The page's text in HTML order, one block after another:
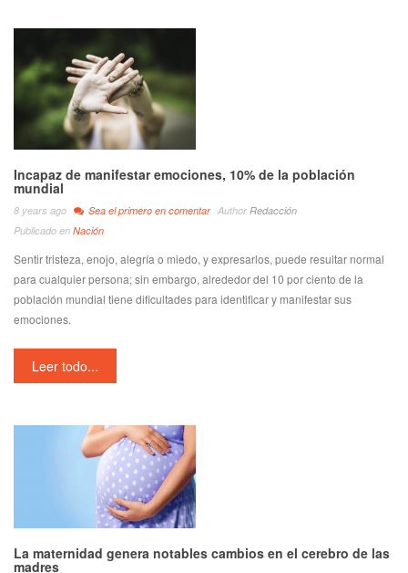
Incapaz de manifestar emociones, 10% de la población
mundial
8 years ago Sea el primero en comentar Author Redacción
Publicado en Nación
Sentir tristeza, enojo, alegría o miedo, y expresarlos, puede resultar normal
para cualquier persona; sin embargo, alrededor del 10 por ciento de la
población mundial tiene dificultades para identificar y manifestar sus
emociones.
Leer todo...
La maternidad genera notables cambios en el cerebro de las
madres